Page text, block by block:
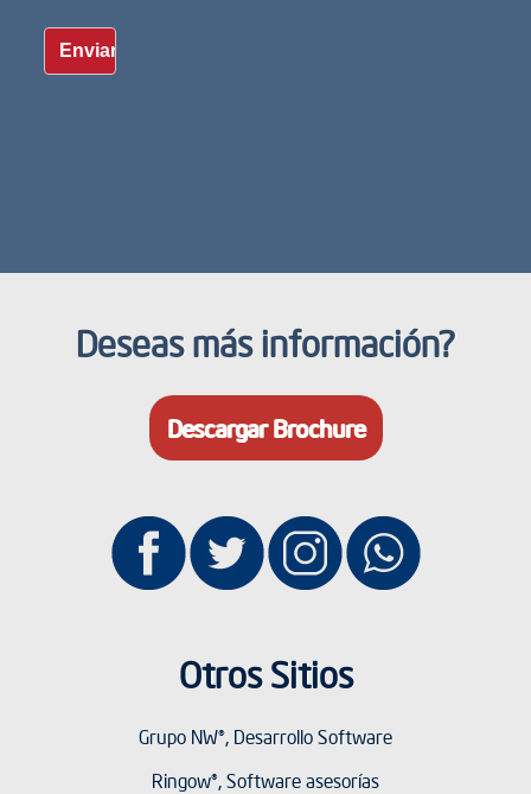
Deseas más información?
Descargar Brochure
Otros Sitios
Grupo NW®, Desarrollo Software
Ringow®, Software asesorías